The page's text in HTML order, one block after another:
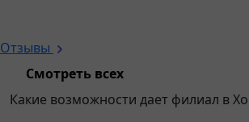
Отзывы
Смотреть всех
Какие возможности дает филиал в